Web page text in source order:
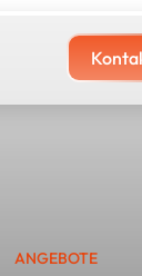
ANGEBOTE